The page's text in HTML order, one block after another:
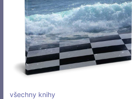
všechny knihy